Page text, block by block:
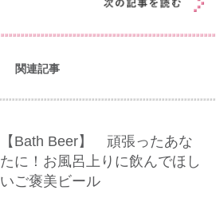
関連記事
【Bath Beer】 頑張ったあな
たに！お風呂上りに飲んでほし
いご褒美ビール